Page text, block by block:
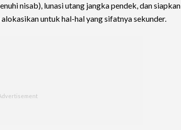
nisab), lunasi utang jangka pendek, dan siapkan
untuk hal-hal yang sifatnya sekunder.